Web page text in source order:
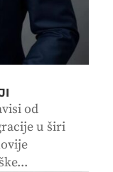
od
u širi